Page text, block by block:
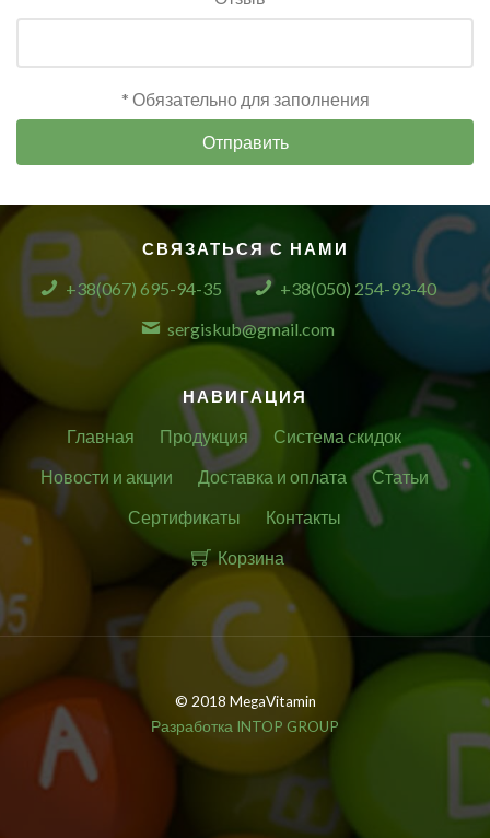
* Обязательно для заполнения
Отправить
СВЯЗАТЬСЯ С НАМИ
+38(067) 695-94-35
+38(050) 254-93-40
sergiskub@gmail.com
НАВИГАЦИЯ
Главная Продукция
Система скидок
Новости и акции
Доставка и оплата
Статьи
Сертификаты
Контакты
Корзина
© 2018 MegaVitamin
Разработка INTOP GROUP